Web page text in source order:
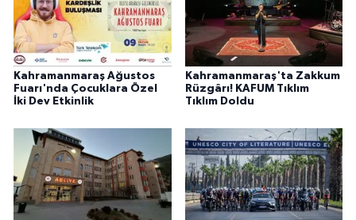
Kahramanmaraş Ağustos
Fuarı'nda Çocuklara Özel
İki Dev Etkinlik
Kahramanmaraş'ta Zakkum
Rüzgârı! KAFUM Tıklım
Tıklım Doldu